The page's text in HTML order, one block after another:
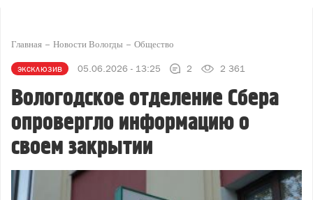
Главная Новости Вологды Общество
эксклюзив 05.06.2026 - 13:25 2 2 361
Вологодское отделение Сбера
опровергло информацию о
своем закрытии